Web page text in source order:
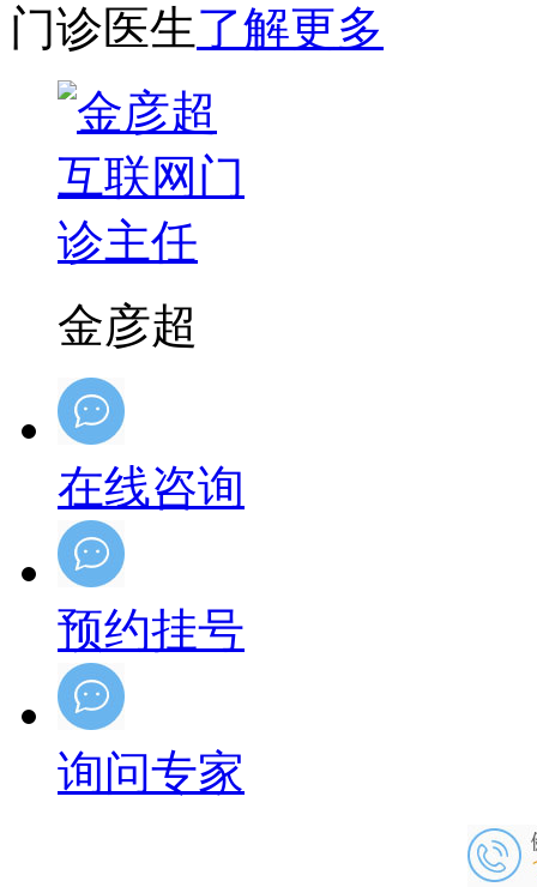
门诊医生了解更多
金彦超
在线咨询
预约挂号
询问专家